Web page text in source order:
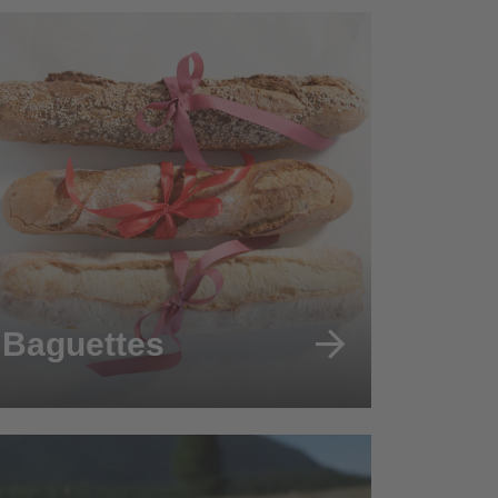
Baguettes